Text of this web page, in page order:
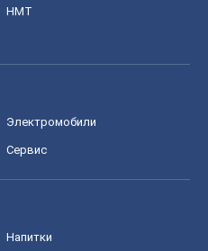
НМТ
Электромобили
Сервис
Напитки